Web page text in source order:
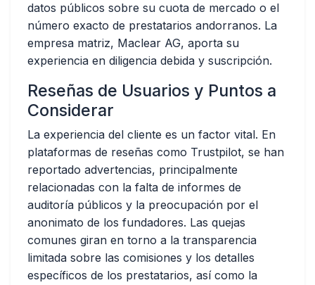
datos públicos sobre su cuota de mercado o el
número exacto de prestatarios andorranos. La
empresa matriz, Maclear AG, aporta su
experiencia en diligencia debida y suscripción.
Reseñas de Usuarios y Puntos a
Considerar
La experiencia del cliente es un factor vital. En
plataformas de reseñas como Trustpilot, se han
reportado advertencias, principalmente
relacionadas con la falta de informes de
auditoría públicos y la preocupación por el
anonimato de los fundadores. Las quejas
comunes giran en torno a la transparencia
limitada sobre las comisiones y los detalles
específicos de los prestatarios, así como la